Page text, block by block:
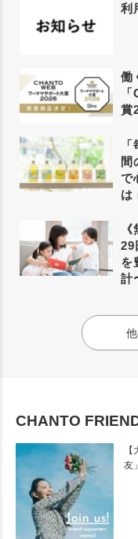
利
働
賞
間
で
は
29
を
計
CHANTO
友